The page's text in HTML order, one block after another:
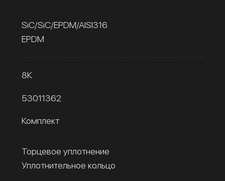
SiC/SiC/EPDM/AISI316
EPDM
8К
53011362
Комплект
Торцевое уплотнение
Уплотнительное кольцо